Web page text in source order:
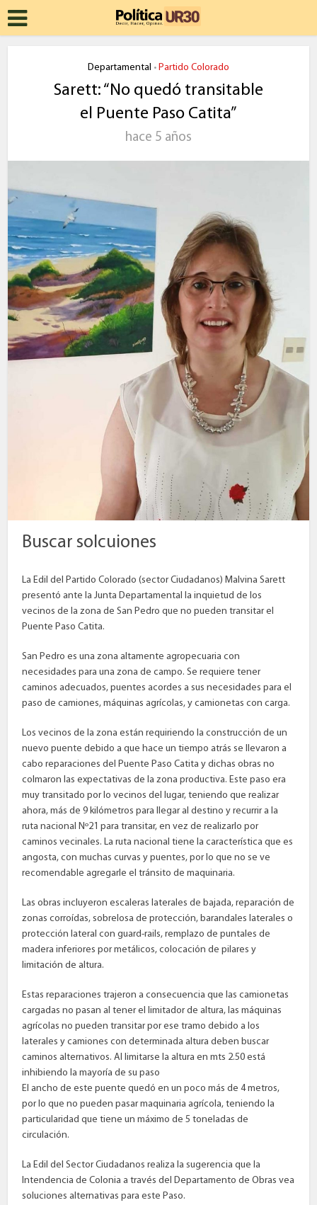
Departamental • Partido Colorado
Sarett: “No quedó transitable
el Puente Paso Catita”
hace 5 años
Buscar solcuiones
La Edil del Partido Colorado (sector Ciudadanos) Malvina Sarett
presentó ante la Junta Departamental la inquietud de los
vecinos de la zona de San Pedro que no pueden transitar el
Puente Paso Catita.
San Pedro es una zona altamente agropecuaria con
necesidades para una zona de campo. Se requiere tener
caminos adecuados, puentes acordes a sus necesidades para el
paso de camiones, máquinas agrícolas, y camionetas con carga.
Los vecinos de la zona están requiriendo la construcción de un
nuevo puente debido a que hace un tiempo atrás se llevaron a
cabo reparaciones del Puente Paso Catita y dichas obras no
colmaron las expectativas de la zona productiva. Este paso era
muy transitado por lo vecinos del lugar, teniendo que realizar
ahora, más de 9 kilómetros para llegar al destino y recurrir a la
ruta nacional Nº21 para transitar, en vez de realizarlo por
caminos vecinales. La ruta nacional tiene la característica que es
angosta, con muchas curvas y puentes, por lo que no se ve
recomendable agregarle el tránsito de maquinaria.
Las obras incluyeron escaleras laterales de bajada, reparación de
zonas corroídas, sobrelosa de protección, barandales laterales o
protección lateral con guard-rails, remplazo de puntales de
madera inferiores por metálicos, colocación de pilares y
limitación de altura.
Estas reparaciones trajeron a consecuencia que las camionetas
cargadas no pasan al tener el limitador de altura, las máquinas
agrícolas no pueden transitar por ese tramo debido a los
laterales y camiones con determinada altura deben buscar
caminos alternativos. Al limitarse la altura en mts 2.50 está
inhibiendo la mayoría de su paso
El ancho de este puente quedó en un poco más de 4 metros,
por lo que no pueden pasar maquinaria agrícola, teniendo la
particularidad que tiene un máximo de 5 toneladas de
circulación.
La Edil del Sector Ciudadanos realiza la sugerencia que la
Intendencia de Colonia a través del Departamento de Obras vea
soluciones alternativas para este Paso.